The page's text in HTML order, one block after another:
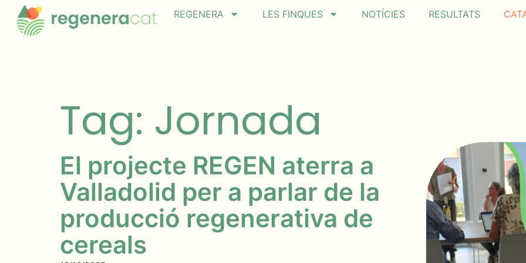
REGENERA LES FINQUES NOTÍCIES RESULTATS
Tag: Jornada
El projecte REGEN aterra a
Valladolid per a parlar de la
producció regenerativa de
cereals